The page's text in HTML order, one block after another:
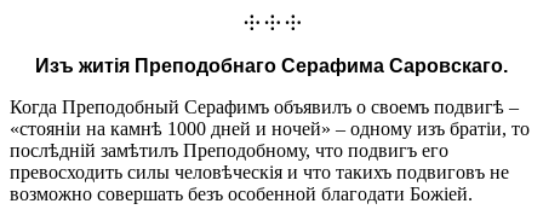
⸭ ⸭ ⸭
Изъ житія Преподобнаго Серафима Саровскаго.
Когда Преподобный Серафимъ объявилъ о своемъ подвигѣ –
«стояніи на камнѣ 1000 дней и ночей» – одному изъ братіи, то
послѣдній замѣтилъ Преподобному, что подвигъ его
превосходить силы человѣческія и что такихъ подвиговъ не
возможно совершать безъ особенной благодати Божіей.